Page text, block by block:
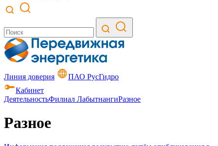
Линия доверия
ПАО РусГидро
Кабинет
ДеятельностьФилиал ЛабытнангиРазное
Разное